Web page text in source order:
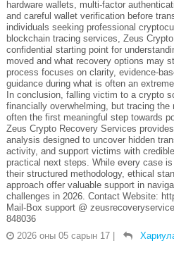
hardware wallets, multi-factor
and careful wallet verification before
individuals seeking professional
blockchain tracing services, Zeus
confidential starting point for
moved and what recovery options may
process focuses on clarity, evidence-
guidance during what is often an
In conclusion, falling victim to a crypto
financially overwhelming, but tracing
often the first meaningful step towards
Zeus Crypto Recovery Services
analysis designed to uncover hidden
activity, and support victims with
practical next steps. While every case
their structured methodology, ethical
approach offer valuable support in
challenges in 2026. Contact Website:
Mail-Box support @
848036
2026 оны 05 сарын 17 |